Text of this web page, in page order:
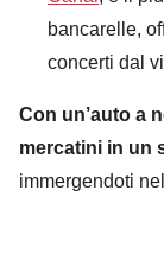
bancarelle,
concerti dal
Con un’auto a
mercatini in un
immergendoti